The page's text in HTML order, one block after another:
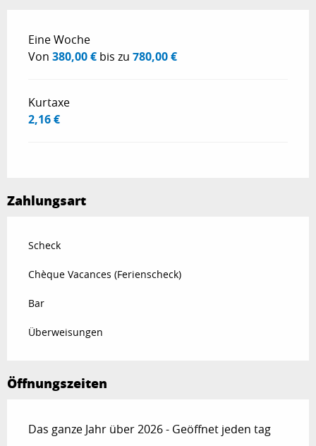
Preise 2026
Eine Woche
Von 380,00 € bis zu 780,00 €
Kurtaxe
2,16 €
Zahlungsart
Scheck
Chèque Vacances (Ferienscheck)
Bar
Überweisungen
Öffnungszeiten
Das ganze Jahr über 2026 - Geöffnet jeden tag